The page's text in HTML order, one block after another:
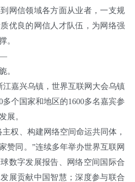
网信领域各方面从业者，一支规
优良的网信人才队伍，为网络强
。
。
江嘉兴乌镇，世界互联网大会乌镇
个国家和地区的1600多名嘉宾参
展。
权、构建网络空间命运共同体，
赞同。”连续多年举办世界互联网
数字发展报告、网络空间国际合
展贡献中国智慧；深度参与联合